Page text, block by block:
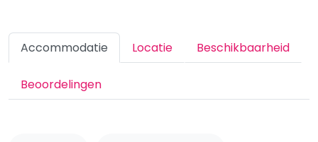
Accommodatie Locatie Beschikbaarheid
Beoordelingen